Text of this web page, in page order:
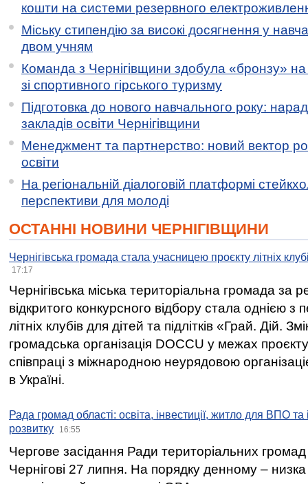
кошти на системи резервного
Міську стипендію за високі досягнення у
двом учням
Команда з Чернігівщини здобула «бронзу» на
зі спортивного гірського туризму
Підготовка до нового навчального року:
закладів освіти Чернігівщини
Менеджмент та партнерство: новий вектор
освіти
На регіональній діалоговій платформі
перспективи для молоді
ОСТАННІ НОВИНИ ЧЕРНІГІВЩИНИ
Чернігівська громада стала учасницею проєкту літніх
17:17
Чернігівська міська територіальна громада за
відкритого конкурсного відбору стала однією
літніх клубів для дітей та підлітків «Грай. Дій.
громадська організація DOCCU у межах
співпраці з міжнародною неурядовою
в Україні.
Рада громад області: освіта, інвестиції, житло для ВПО
розвитку
16:55
Чергове засідання Ради територіальних громад
Чернігові 27 липня. На порядку денному –